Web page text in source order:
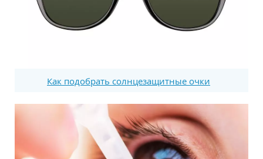
Как подобрать солнцезащитные очки